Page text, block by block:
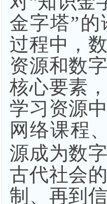
金字塔”
过程中，
资源和数
核心要素
学习资源
网络课程
源成为数
古代社会
制、再到